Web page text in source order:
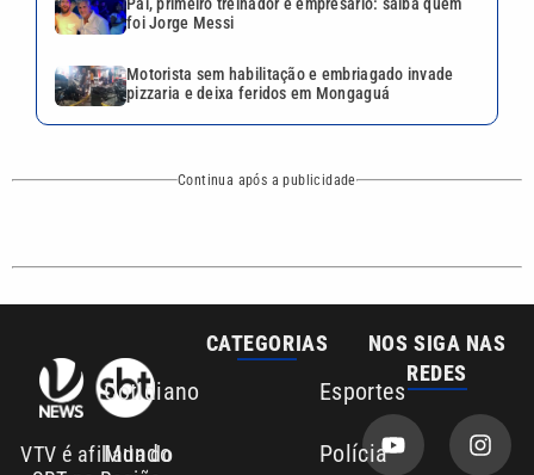
VTV é afiliada do
SBT na Região
Cotidiano
Mundo Polícia
REDES
Anuncie agora com a emissora VTV SBT
Área de cobertura que a VTV SBT acompanha:
Entre em contato com a VTV News